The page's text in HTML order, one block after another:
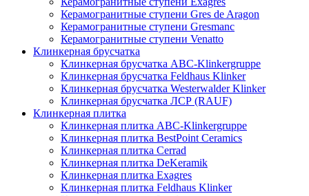
Керамогранитные ступени Gres de Aragon
Керамогранитные ступени Gresmanc
Керамогранитные ступени Venatto
Клинкерная брусчатка
Клинкерная брусчатка ABC-Klinkergruppe
Клинкерная брусчатка Feldhaus Klinker
Клинкерная брусчатка Westerwalder Klinker
Клинкерная брусчатка ЛСР (RAUF)
Клинкерная плитка
Клинкерная плитка ABC-Klinkergruppe
Клинкерная плитка BestPoint Ceramics
Клинкерная плитка Cerrad
Клинкерная плитка DeKeramik
Клинкерная плитка Exagres
Клинкерная плитка Feldhaus Klinker